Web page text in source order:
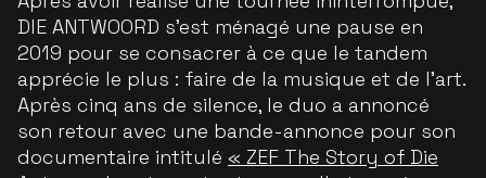
DIE ANTWOORD s’est ménagé une pause en
2019 pour se consacrer à ce que le tandem
apprécie le plus : faire de la musique et de l’art.
Après cinq ans de silence, le duo a annoncé
son retour avec une bande-annonce pour son
documentaire intitulé « ZEF The Story of Die